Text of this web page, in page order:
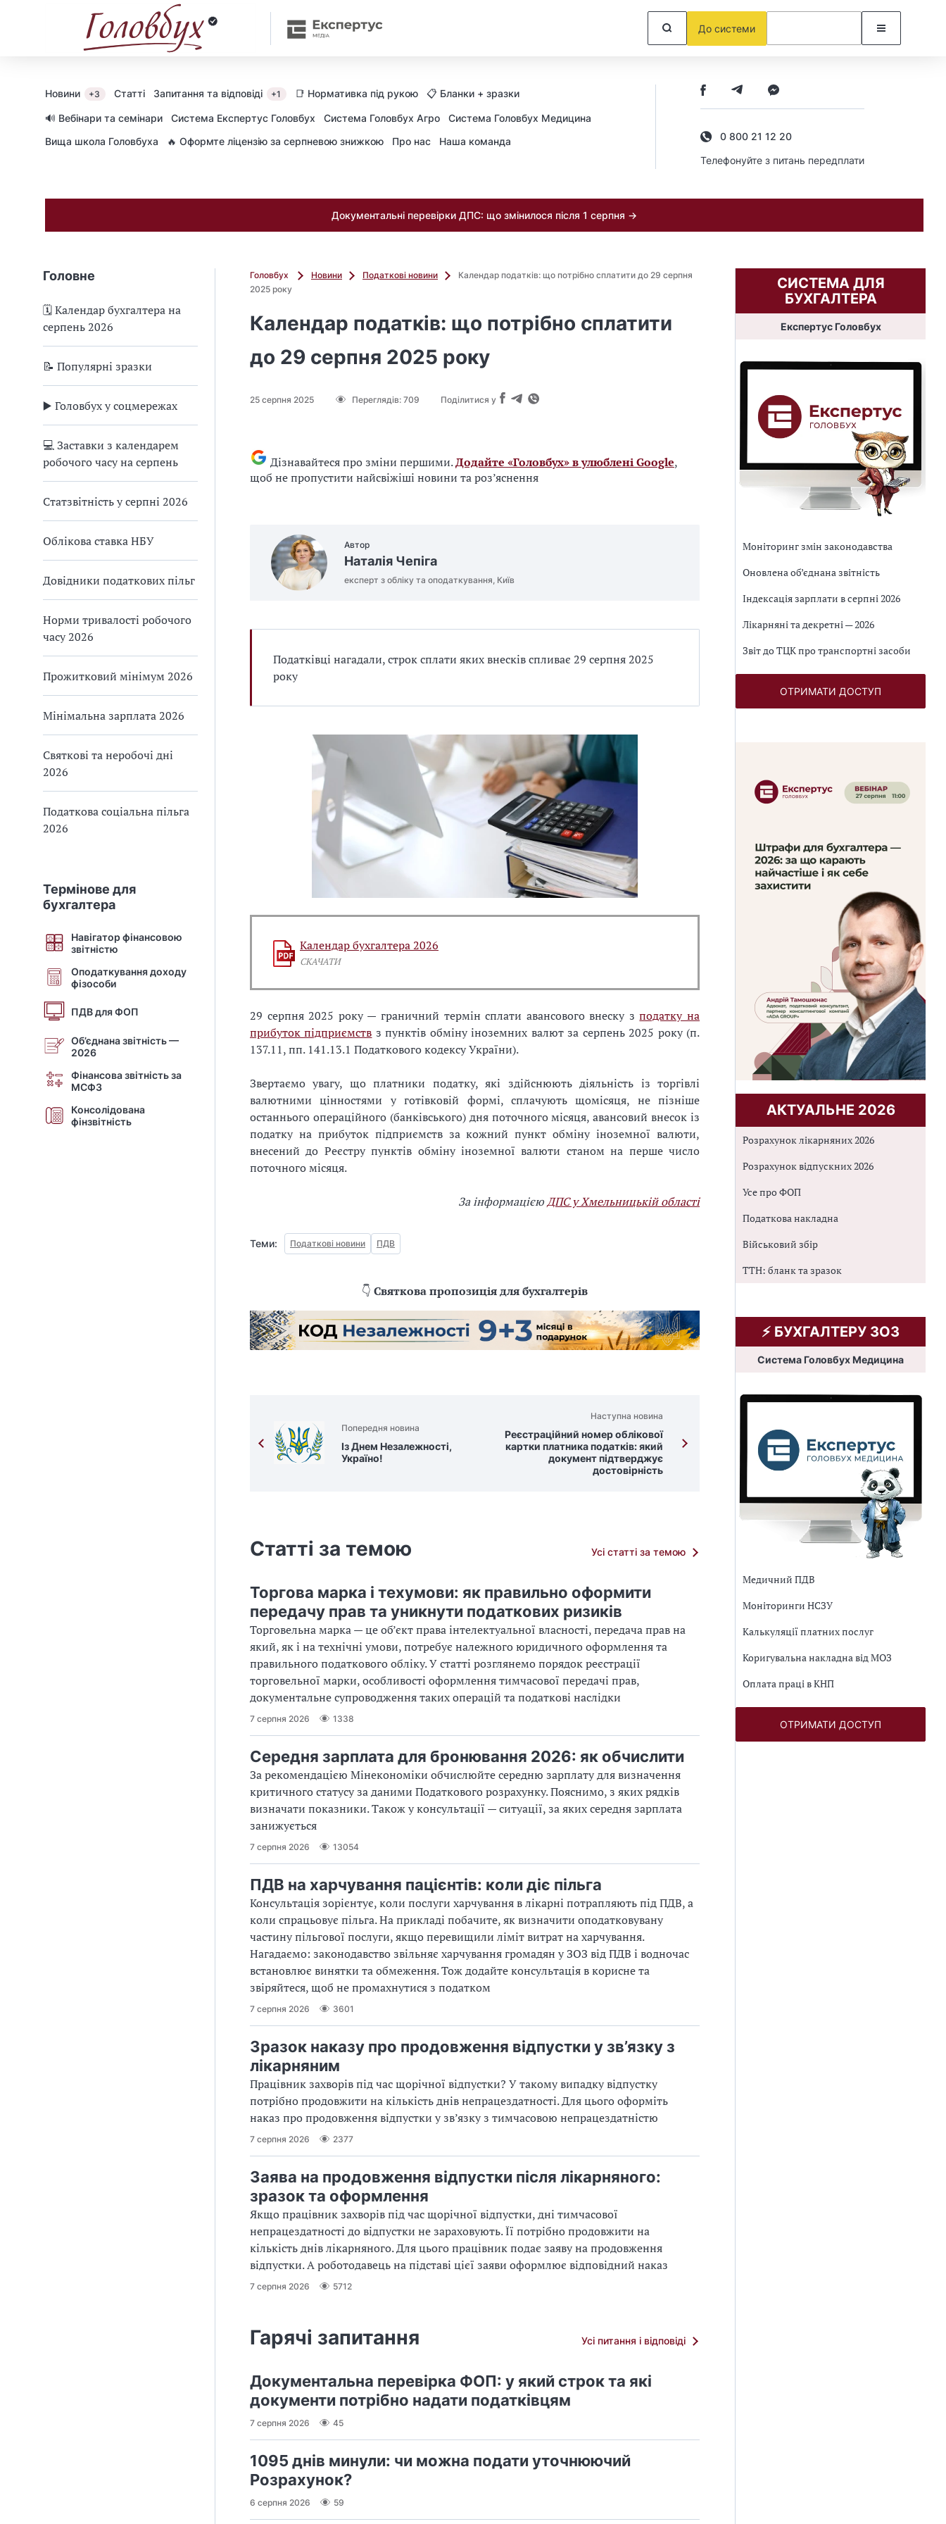
До системи
Новини +3 Статті Запитання та відповіді +1 📑 Нормативка під рукою 📋 Бланки + зразки
🔊 Вебінари та семінари Cистема Експертус Головбух Система Головбух Агро
Система Головбух Медицина
Вища школа Головбуха
🔥 Оформте ліцензію за серпневою знижкою Про нас Наша команда
0 800 21 12 20
Телефонуйте з питань передплати
Документальні перевірки ДПС: що змінилося після 1 серпня →
Головне
🗓️ Календар бухгалтера на
серпень 2026
📝 Популярні зразки
▶️ Головбух у соцмережах
💻 Заставки з календарем
робочого часу на серпень
Статзвітність у серпні 2026
Облікова ставка НБУ
Довідники податкових пільг
Норми тривалості робочого
часу 2026
Прожитковий мінімум 2026
Мінімальна зарплата 2026
Святкові та неробочі дні
2026
Податкова соціальна пільга
2026
Термінове для
бухгалтера
Навігатор фінансовою
звітністю
Оподаткування доходу
фізособи
ПДВ для ФОП
Об’єднана звітність —
2026
Фінансова звітність за
МСФЗ
Консолідована
фінзвітність
Головбух Новини Податкові новини
Календар податків: що потрібно сплатити до 29 серпня
2025 року
Календар податків: що потрібно сплатити
до 29 серпня 2025 року
25 серпня 2025 Переглядів: 709 Поділитися у
Дізнавайтеся про зміни першими.Додайте «Головбух» в улюблені Google,
щоб не пропустити найсвіжіші новини та роз’яснення
Автор
Наталія Чепіга
експерт з обліку та оподаткування, Київ
Податківці нагадали, строк сплати яких внесків спливає 29 серпня 2025
року
Календар бухгалтера 2026
СКАЧАТИ
29 серпня 2025 року — граничний термін сплати авансового внеску зподатку на
прибуток підприємств з пунктів обміну іноземних валют за серпень 2025 року (п.
137.11, пп. 141.13.1 Податкового кодексу України).
Звертаємо увагу, що платники податку, які здійснюють діяльність із торгівлі
валютними цінностями у готівковій формі, сплачують щомісяця, не пізніше
останнього операційного (банківського) дня поточного місяця, авансовий внесок із
податку на прибуток підприємств за кожний пункт обміну іноземної валюти,
внесений до Реєстру пунктів обміну іноземної валюти станом на перше число
поточного місяця.
За інформацієюДПС у Хмельницькій області
Теми: Податкові новини ПДВ
👇 Святкова пропозиція для бухгалтерів
Попередня новина
Із Днем Незалежності,
Україно!
Наступна новина
Реєстраційний номер облікової
картки платника податків: який
документ підтверджує
достовірність
Статті за темою Усі статті за темою
Торгова марка і техумови: як правильно оформити
передачу прав та уникнути податкових ризиків
Торговельна марка — це об’єкт права інтелектуальної власності, передача прав на
який, як і на технічні умови, потребує належного юридичного оформлення та
правильного податкового обліку. У статті розглянемо порядок реєстрації
торговельної марки, особливості оформлення тимчасової передачі прав,
документальне супроводження таких операцій та податкові наслідки
7 серпня 2026 1338
Середня зарплата для бронювання 2026: як обчислити
За рекомендацією Мінекономіки обчислюйте середню зарплату для визначення
критичного статусу за даними Податкового розрахунку. Пояснимо, з яких рядків
визначати показники. Також у консультації — ситуації, за яких середня зарплата
занижується
7 серпня 2026 13054
ПДВ на харчування пацієнтів: коли діє пільга
Консультація зорієнтує, коли послуги харчування в лікарні потрапляють під ПДВ, а
коли спрацьовує пільга. На прикладі побачите, як визначити оподатковувану
частину пільгової послуги, якщо перевищили ліміт витрат на харчування.
Нагадаємо: законодавство звільняє харчування громадян у ЗОЗ від ПДВ і водночас
встановлює винятки та обмеження. Тож додайте консультація в корисне та
звіряйтеся, щоб не промахнутися з податком
7 серпня 2026 3601
Зразок наказу про продовження відпустки у зв’язку з
лікарняним
Працівник захворів під час щорічної відпустки? У такому випадку відпустку
потрібно продовжити на кількість днів непрацездатності. Для цього оформіть
наказ про продовження відпустки у зв’язку з тимчасовою непрацездатністю
7 серпня 2026 2377
Заява на продовження відпустки після лікарняного:
зразок та оформлення
Якщо працівник захворів під час щорічної відпустки, дні тимчасової
непрацездатності до відпустки не зараховують. Її потрібно продовжити на
кількість днів лікарняного. Для цього працівник подає заяву на продовження
відпустки. А роботодавець на підставі цієї заяви оформлює відповідний наказ
7 серпня 2026 5712
Гарячі запитання Усі питання і відповіді
Документальна перевірка ФОП: у який строк та які
документи потрібно надати податківцям
7 серпня 2026 45
1095 днів минули: чи можна подати уточнюючий
Розрахунок?
6 серпня 2026 59
СИСТЕМА ДЛЯ
БУХГАЛТЕРА
Експертус Головбух
Моніторинг змін законодавства
Оновлена об’єднана звітність
Індексація зарплати в серпні 2026
Лікарняні та декретні — 2026
Звіт до ТЦК про транспортні засоби
ОТРИМАТИ ДОСТУП
АКТУАЛЬНЕ 2026
Розрахунок лікарняних 2026
Розрахунок відпускних 2026
Усе про ФОП
Податкова накладна
Військовий збір
ТТН: бланк та зразок
⚡️ БУХГАЛТЕРУ ЗОЗ
Система Головбух Медицина
Медичний ПДВ
Моніторинги НСЗУ
Калькуляції платних послуг
Коригувальна накладна від МОЗ
Оплата праці в КНП
ОТРИМАТИ ДОСТУП